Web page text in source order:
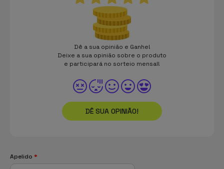
Dê a sua opinião e Ganhe!
Deixe a sua opinião sobre o produto
e participará no sorteio mensal!
DÊ SUA OPINIÃO!
Apelido *